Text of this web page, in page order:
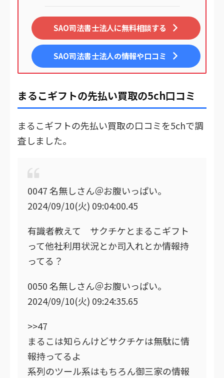
SAO司法書士法人に無料相談する
SAO司法書士法人の情報や口コミ
まるこギフトの先払い買取の5ch口コミ
まるこギフトの先払い買取の口コミを5chで調
査しました。
0047 名無しさん＠お腹いっぱい。
2024/09/10(火) 09:04:00.45
有識者教えて サクチケとまるこギフト
って他社利用状況とか司入れとか情報持
ってる？
0050 名無しさん＠お腹いっぱい。
2024/09/10(火) 09:24:35.65
>>47
まるこは知らんけどサクチケは無駄に情
報持ってるよ
系列のツール系はもちろん御三家の情報